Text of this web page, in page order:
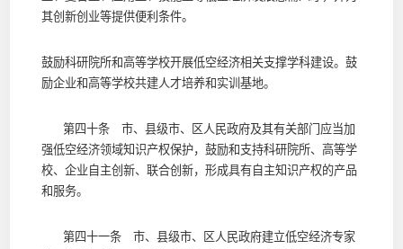
其创新创业等提供便利条件。
鼓励科研院所和高等学校开展低空经济相关支撑学科建设。鼓
励企业和高等学校共建人才培养和实训基地。
第四十条 市、县级市、区人民政府及其有关部门应当加
强低空经济领域知识产权保护，鼓励和支持科研院所、高等学
校、企业自主创新、联合创新，形成具有自主知识产权的产品
和服务。
第四十一条 市、县级市、区人民政府建立低空经济专家